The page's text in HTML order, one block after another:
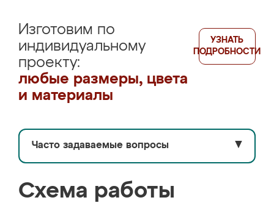
Изготовим по
индивидуальному
проекту:
любые размеры, цвета
и материалы
УЗНАТЬ
ПОДРОБНОСТИ
Часто задаваемые вопросы ▼
Схема работы